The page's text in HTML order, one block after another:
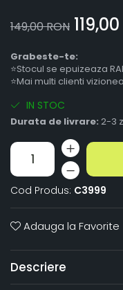
149,00 RON
Grabeste-te:
⭐Stocul se epuizeaza
⭐Mai multi clienti
IN STOC
Durata de livrare: 2-3
Cod Produs: C3999
Adauga la Favorite
Descriere